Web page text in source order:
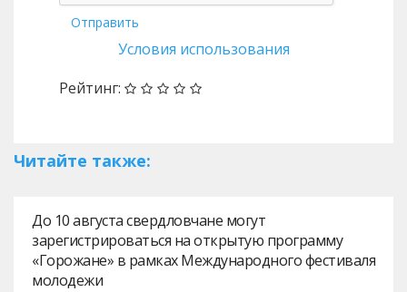
Отправить
Условия использования
Рейтинг:
Читайте также:
До 10 августа свердловчане могут
зарегистрироваться на открытую программу
«Горожане» в рамках Международного фестиваля
молодежи